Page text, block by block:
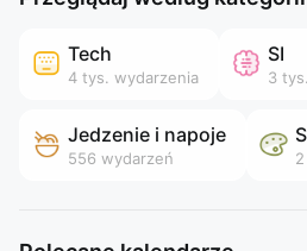
Tech
4 tys. wydarzenia
SI
3 tys.
Jedzenie i napoje
556 wydarzeń